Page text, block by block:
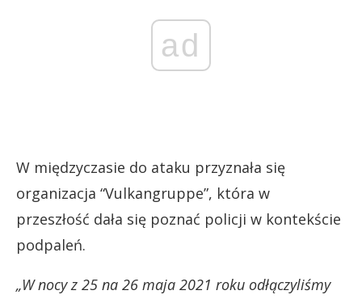
ad
W międzyczasie do ataku przyznała się
organizacja “Vulkangruppe”, która w
przeszłość dała się poznać policji w kontekście
podpaleń.
„W nocy z 25 na 26 maja 2021 roku odłączyliśmy